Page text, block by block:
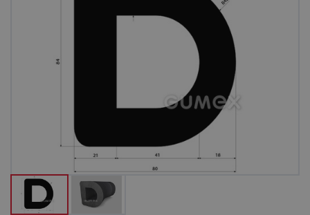
Zlepšení pracovního prostředí
O nás a kariéra